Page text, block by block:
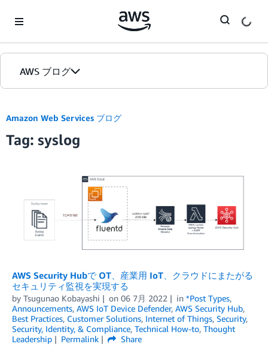
AWS ブログ
カテゴリ
Amazon Web Services ブログ
Tag: syslog
AWS Security Hubで OT、産業用 IoT、クラウドにまたがる
セキュリティ監視を実現する
by Tsugunao Kobayashi on 06 7月 2022 in *Post Types,
Announcements, AWS IoT Device Defender, AWS Security Hub,
Best Practices, Customer Solutions, Internet of Things, Security,
Security, Identity, & Compliance, Technical How-to, Thought
Leadership
Permalink
Share